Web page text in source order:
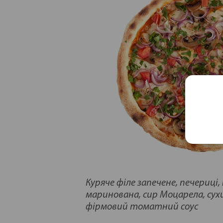
Для компании из 2-3 человек
Куряче філе запечене,
маринована, сир Моцарела,
фірмовий томатний соус